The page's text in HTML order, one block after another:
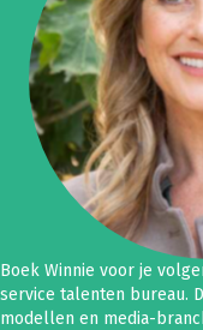
Boek Winnie voor je
service talenten bureau.
modellen en media-